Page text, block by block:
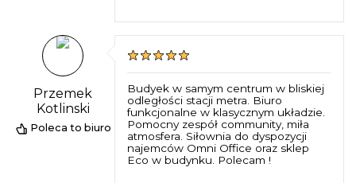
Przemek
Kotlinski
Poleca to biuro
Budyek w samym centrum w bliskiej
odległości stacji metra. Biuro
funkcjonalne w klasycznym układzie.
Pomocny zespół community, miła
atmosfera. Siłownia do dyspozycji
najemców Omni Office oraz sklep
Eco w budynku. Polecam !